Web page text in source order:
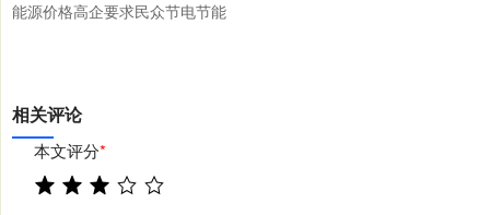
能源价格高企要求民众节电节能
相关评论
本文评分*